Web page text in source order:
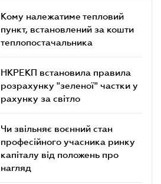
Кому належатиме тепловий
пункт, встановлений за кошти
теплопостачальника
НКРЕКП встановила правила
розрахунку "зеленої" частки у
рахунку за світло
Чи звільняє воєнний стан
професійного учасника ринку
капіталу від положень про
нагляд